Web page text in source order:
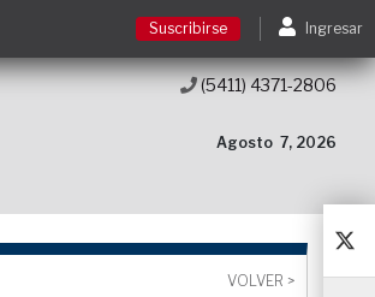
Suscribirse
Acceso a cursos
Suscribirse Ingresar
Agosto 7, 2026
(5411) 4371-2806
VOLVER >